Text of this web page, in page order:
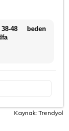
48 beden
Kaynak: Trendyol